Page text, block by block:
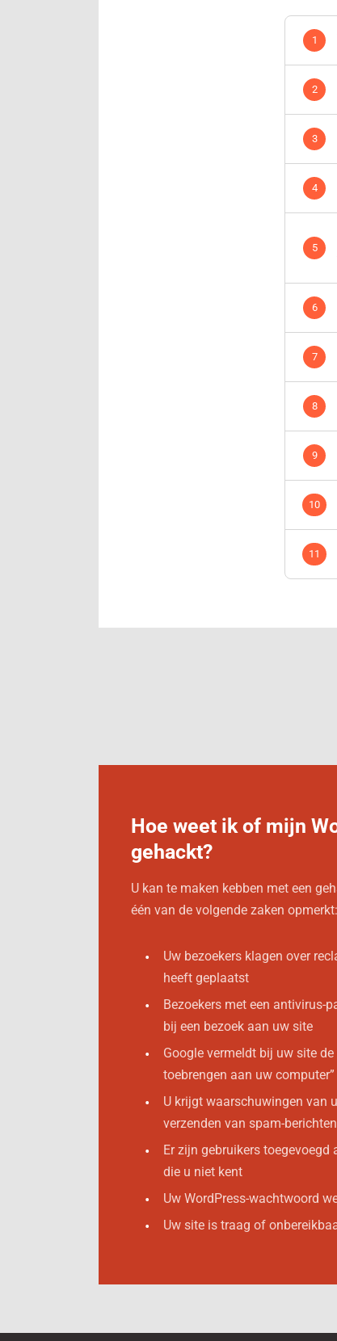
Hoe weet ik of mijn
gehackt?
U kan te maken kebben met een
één van de volgende zaken opmerkt:
Uw bezoekers klagen over
heeft geplaatst
Bezoekers met een antivirus-
bij een bezoek aan uw site
Google vermeldt bij uw site
toebrengen aan uw computer”
U krijgt waarschuwingen van
verzenden van spam-berichten
Er zijn gebruikers toegevoegd
die u niet kent
Uw WordPress-wachtwoord
Uw site is traag of